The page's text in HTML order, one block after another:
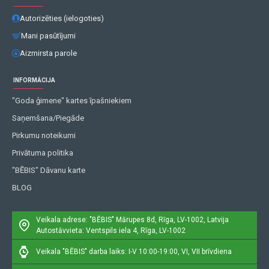
Autorizēties (ielogoties)
Mani pasūtījumi
Aizmirsta parole
INFORMĀCIJA
"Goda ģimene" kartes īpašniekiem
Saņemšana/Piegāde
Pirkumu noteikumi
Privātuma politika
"BĒBIS" Dāvanu karte
BLOG
Veikala adrese: "BĒBIS" Mārupes 8d, Rīga, LV-1002, Latvija
Autostāvvieta: Ventspils iela 4, Rīga, LV-1002
Veikala "BĒBIS" darba laiks: I-V 10:00-19:00, VI, VII brīvdiena